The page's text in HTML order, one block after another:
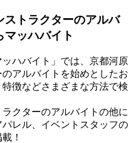
ストラクターのアルバ
マッハバイト
ハバイト」では、京都河原
アルバイトを始めとしたお
徴などさまざまな方法で検
クターのアルバイトの他に
レル、イベントスタッフの
！